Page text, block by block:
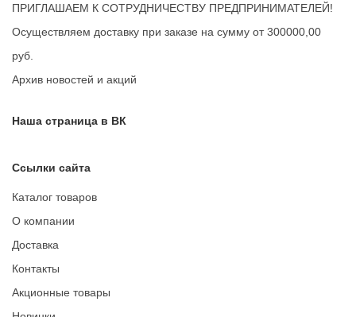
ПРИГЛАШАЕМ К СОТРУДНИЧЕСТВУ ПРЕДПРИНИМАТЕЛЕЙ!
Осуществляем доставку при заказе на сумму от 300000,00
руб.
Архив новостей и акций
Наша страница в ВК
Ссылки сайта
Каталог товаров
О компании
Доставка
Контакты
Акционные товары